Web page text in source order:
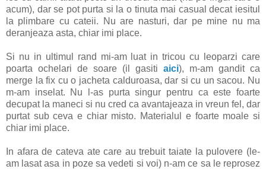
acum), dar se pot purta si la o tinuta mai casual decat iesitul
la plimbare cu cateii. Nu are nasturi, dar pe mine nu ma
deranjeaza asta, chiar imi place.
Si nu in ultimul rand mi-am luat in tricou cu leoparzi care
poarta ochelari de soare (il gasiti aici), m-am gandit ca
merge la fix cu o jacheta calduroasa, dar si cu un sacou. Nu
m-am inselat. Nu l-as purta singur pentru ca este foarte
decupat la maneci si nu cred ca avantajeaza in vreun fel, dar
purtat sub ceva e chiar misto. Materialul e foarte moale si
chiar imi place.
In afara de cateva ate care au trebuit taiate la pulovere (le-
am lasat asa in poze sa vedeti si voi) n-am ce sa le reprosez